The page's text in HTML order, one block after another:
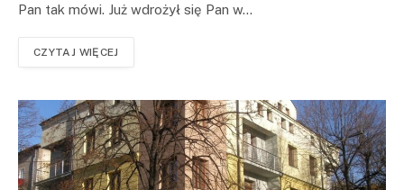
Pan tak mówi. Już wdrożył się Pan w…
CZYTAJ WIĘCEJ